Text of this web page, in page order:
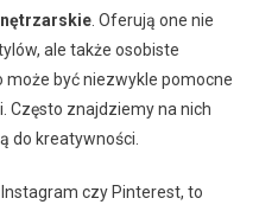
. Oferują one nie
ale także osobiste
może być niezwykle pomocne
Często znajdziemy na nich
do kreatywności.
czy Pinterest, to